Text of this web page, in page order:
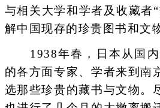
与相关大学和学者及收藏
解中国现存的珍贵图书和文
1938年春，日本从国内
的各方面专家、学者来到南
选那些珍贵的藏书与文物。